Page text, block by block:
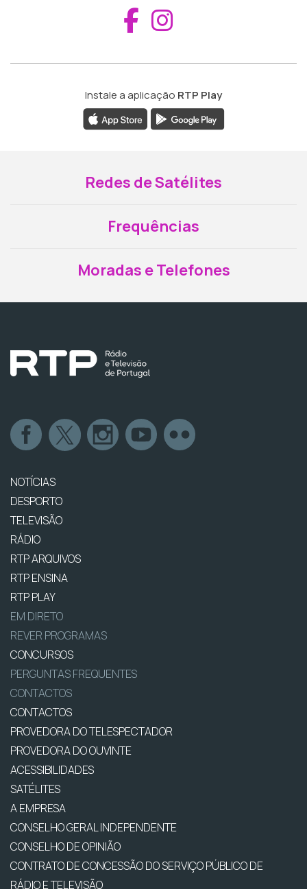
Aceder ao
Instale a aplicação RTP Play
Redes de Satélites
Frequências
Moradas e Telefones
NOTÍCIAS
DESPORTO
TELEVISÃO
RÁDIO
RTP ARQUIVOS
RTP ENSINA
RTP PLAY
EM DIRETO
REVER PROGRAMAS
CONCURSOS
PERGUNTAS FREQUENTES
CONTACTOS
CONTACTOS
PROVEDORA DO TELESPECTADOR
PROVEDORA DO OUVINTE
ACESSIBILIDADES
SATÉLITES
A EMPRESA
CONSELHO GERAL INDEPENDENTE
CONSELHO DE OPINIÃO
CONTRATO DE CONCESSÃO DO SERVIÇO PÚBLICO DE
RÁDIO E TELEVISÃO